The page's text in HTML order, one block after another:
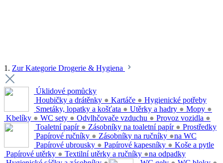
1. Zur Kategorie Drogerie & Hygiena
Úklidové pomůcky
Houbičky a drátěnky ● Kartáče ●
Smetáky, lopatky a košťata ● Utěrky a hadry ● Mopy ●
Kbelíky ● WC sety ● Odvlhčovače vzduchu ● Provoz vozidla ●
Hygienické potřeby
Toaletní papír ● Zásobníky na toaletní papír ●
Papírové ručníky ● Zásobníky na ručníky ●
Papírové ubrousky ● Papírové kapesníky ●
Papírové utěrky ● Textilní utěrky a ručníky ●
Prostředky
na WC
Koše a pytle
na odpadky